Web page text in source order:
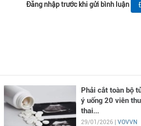
Đăng nhập trước khi gửi bình luận
Phải cắt toàn bộ
ý uống 20 viên
thai...
29/01/2026 | VOVVN